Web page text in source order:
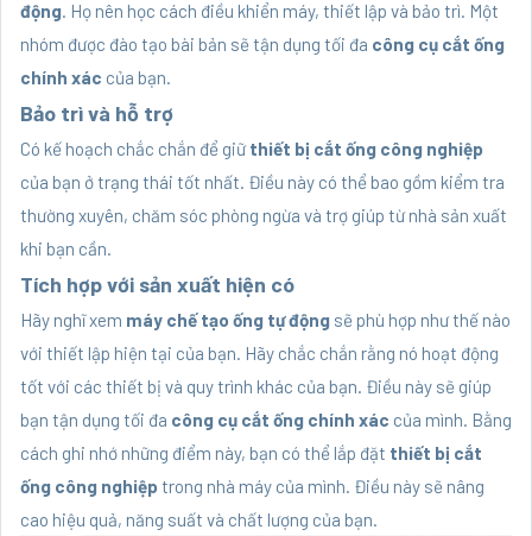
động. Họ nên học cách điều khiển máy, thiết lập và bảo trì. Một
nhóm được đào tạo bài bản sẽ tận dụng tối đa công cụ cắt ống
chính xác của bạn.
Bảo trì và hỗ trợ
Có kế hoạch chắc chắn để giữthiết bị cắt ống công nghiệp
của bạn ở trạng thái tốt nhất. Điều này có thể bao gồm kiểm tra
thường xuyên, chăm sóc phòng ngừa và trợ giúp từ nhà sản xuất
khi bạn cần.
Tích hợp với sản xuất hiện có
Hãy nghĩ xem máy chế tạo ống tự động sẽ phù hợp như thế nào
với thiết lập hiện tại của bạn. Hãy chắc chắn rằng nó hoạt động
tốt với các thiết bị và quy trình khác của bạn. Điều này sẽ giúp
bạn tận dụng tối đa công cụ cắt ống chính xác của mình. Bằng
cách ghi nhớ những điểm này, bạn có thể lắp đặt thiết bị cắt
ống công nghiệp trong nhà máy của mình. Điều này sẽ nâng
cao hiệu quả, năng suất và chất lượng của bạn.